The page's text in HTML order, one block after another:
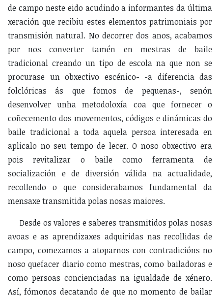
de campo neste eido acudindo a informantes da última
xeración que recibiu estes elementos patrimoniais por
transmisión natural. No decorrer dos anos, acabamos
por nos converter tamén en mestras de baile
tradicional creando un tipo de escola na que non se
procurase un obxectivo escénico- -a diferencia das
folclóricas ás que fomos de pequenas-, senón
desenvolver unha metodoloxía coa que fornecer o
coñecemento dos movementos, códigos e dinámicas do
baile tradicional a toda aquela persoa interesada en
aplicalo no seu tempo de lecer. O noso obxectivo era
pois revitalizar o baile como ferramenta de
socialización e de diversión válida na actualidade,
recollendo o que considerabamos fundamental da
mensaxe transmitida polas nosas maiores.
Desde os valores e saberes transmitidos polas nosas
avoas e as aprendizaxes adquiridas nas recollidas de
campo, comezamos a atoparnos con contradicións no
noso quefacer diario como mestras, como bailadoras e
como persoas concienciadas na igualdade de xénero.
Así, fómonos decatando de que no momento de bailar